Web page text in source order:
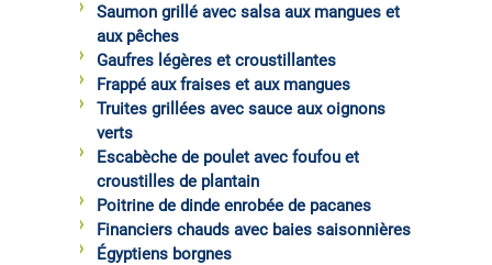
Saumon grillé avec salsa aux mangues et
aux pêches
Gaufres légères et croustillantes
Frappé aux fraises et aux mangues
Truites grillées avec sauce aux oignons
verts
Escabèche de poulet avec foufou et
croustilles de plantain
Poitrine de dinde enrobée de pacanes
Financiers chauds avec baies saisonnières
Égyptiens borgnes